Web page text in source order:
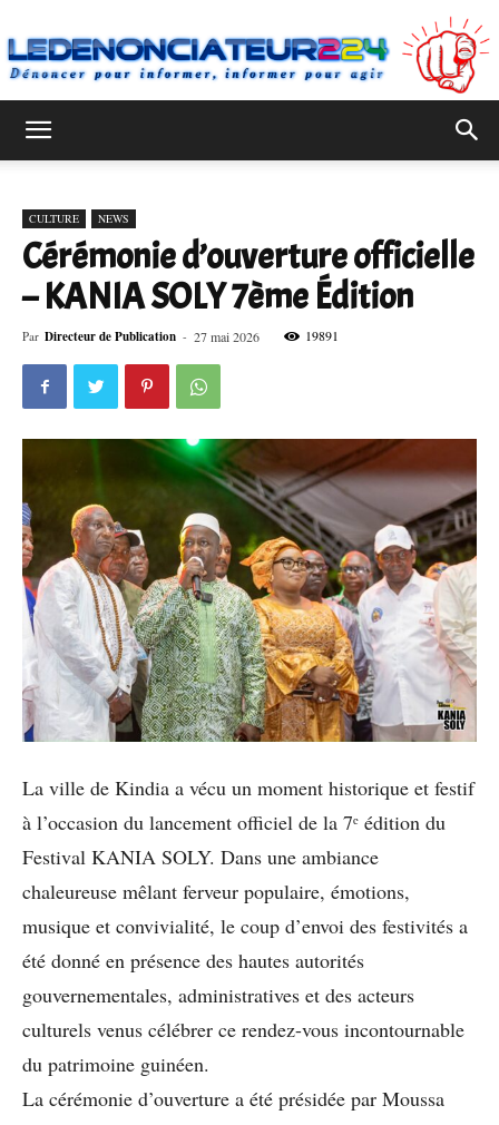
CULTURE NEWS
Cérémonie d’ouverture officielle
– KANIA SOLY 7ème Édition
Par Directeur de Publication - 27 mai 2026 19891
La ville de Kindia a vécu un moment historique et festif
à l’occasion du lancement officiel de la 7ᵉ édition du
Festival KANIA SOLY. Dans une ambiance
chaleureuse mêlant ferveur populaire, émotions,
musique et convivialité, le coup d’envoi des festivités a
été donné en présence des hautes autorités
gouvernementales, administratives et des acteurs
culturels venus célébrer ce rendez-vous incontournable
du patrimoine guinéen.
La cérémonie d’ouverture a été présidée par Moussa